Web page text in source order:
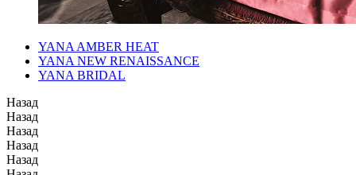
YANA AMBER HEAT
YANA NEW RENAISSANCE
YANA BRIDAL
Назад
Назад
Назад
Назад
Назад